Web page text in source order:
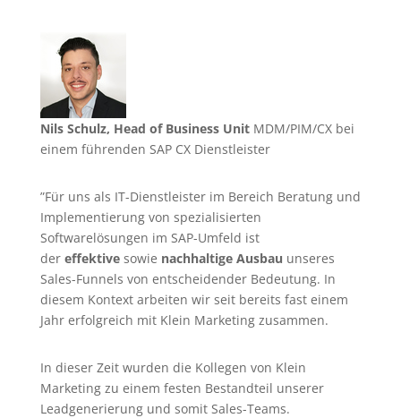
Nils Schulz, Head of Business UnitMDM/PIM/CX bei
einem führenden SAP CX Dienstleister
”Für uns als IT-Dienstleister im Bereich Beratung und
Implementierung von spezialisierten
Softwarelösungen im SAP-Umfeld ist
der effektive sowie nachhaltige Ausbau unseres
Sales-Funnels von entscheidender Bedeutung. In
diesem Kontext arbeiten wir seit bereits fast einem
Jahr erfolgreich mit Klein Marketing zusammen.
In dieser Zeit wurden die Kollegen von Klein
Marketing zu einem festen Bestandteil unserer
Leadgenerierungund somit Sales-Teams.